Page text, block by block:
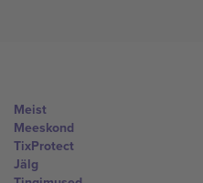
Meist
Meeskond
TixProtect
Jälg